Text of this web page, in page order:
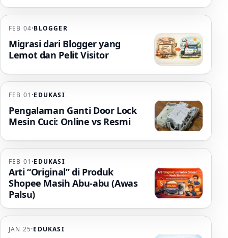
FEB 04·BLOGGER
Migrasi dari Blogger yang
Lemot dan Pelit Visitor
FEB 01 ·EDUKASI
Pengalaman Ganti Door Lock
Mesin Cuci: Online vs Resmi
FEB 01 ·EDUKASI
Arti “Original” di Produk
Shopee Masih Abu-abu (Awas
Palsu)
JAN 25·EDUKASI